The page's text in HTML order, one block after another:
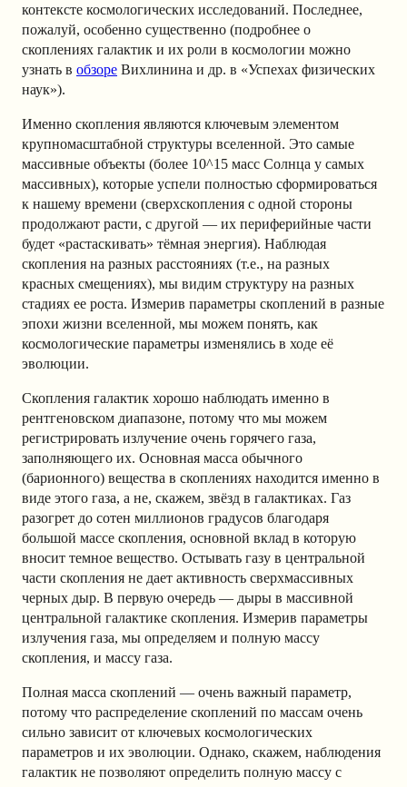
контексте космологических исследований. Последнее,
пожалуй, особенно существенно (подробнее о
скоплениях галактик и их роли в космологии можно
узнать в обзоре Вихлинина и др. в «Успехах физических
наук»).
Именно скопления являются ключевым элементом
крупномасштабной структуры вселенной. Это самые
массивные объекты (более 10^15 масс Солнца у самых
массивных), которые успели полностью сформироваться
к нашему времени (сверхскопления с одной стороны
продолжают расти, с другой — их периферийные части
будет «растаскивать» тёмная энергия). Наблюдая
скопления на разных расстояниях (т.е., на разных
красных смещениях), мы видим структуру на разных
стадиях ее роста. Измерив параметры скоплений в разные
эпохи жизни вселенной, мы можем понять, как
космологические параметры изменялись в ходе её
эволюции.
Скопления галактик хорошо наблюдать именно в
рентгеновском диапазоне, потому что мы можем
регистрировать излучение очень горячего газа,
заполняющего их. Основная масса обычного
(барионного) вещества в скоплениях находится именно в
виде этого газа, а не, скажем, звёзд в галактиках. Газ
разогрет до сотен миллионов градусов благодаря
большой массе скопления, основной вклад в которую
вносит темное вещество. Остывать газу в центральной
части скопления не дает активность сверхмассивных
черных дыр. В первую очередь — дыры в массивной
центральной галактике скопления. Измерив параметры
излучения газа, мы определяем и полную массу
скопления, и массу газа.
Полная масса скоплений — очень важный параметр,
потому что распределение скоплений по массам очень
сильно зависит от ключевых космологических
параметров и их эволюции. Однако, скажем, наблюдения
галактик не позволяют определить полную массу с